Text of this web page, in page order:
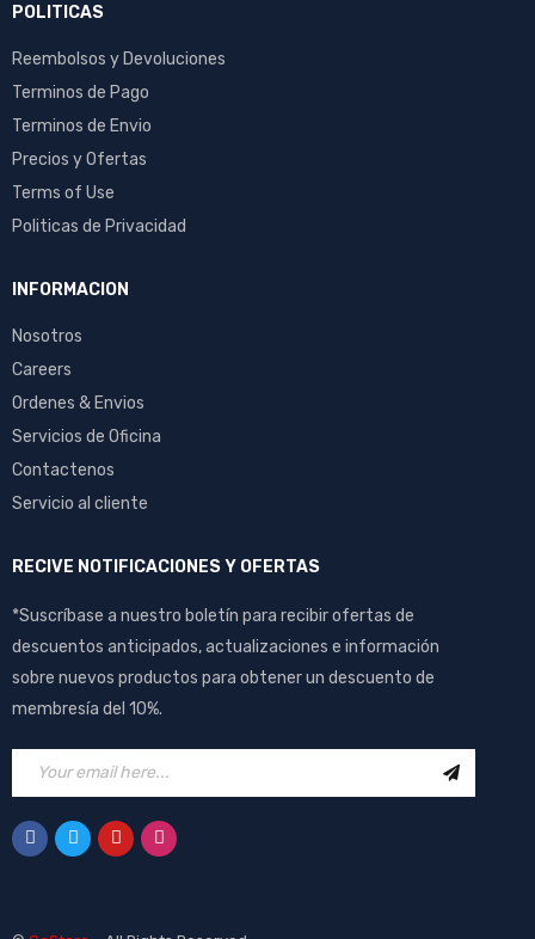
POLITICAS
Reembolsos y Devoluciones
Terminos de Pago
Terminos de Envio
Precios y Ofertas
Terms of Use
Politicas de Privacidad
INFORMACION
Nosotros
Careers
Ordenes & Envios
Servicios de Oficina
Contactenos
Servicio al cliente
RECIVE NOTIFICACIONES Y OFERTAS
*Suscríbase a nuestro boletín para recibir ofertas de
descuentos anticipados, actualizaciones e información
sobre nuevos productos para obtener un descuento de
membresía del 10%.